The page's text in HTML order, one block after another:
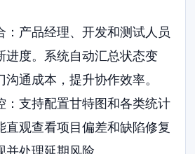
：产品经理、开发和测试人员
进度。系统自动汇总状态变
通成本，提升协作效率。
：支持配置甘特图和各类统计
直观查看项目偏差和缺陷修复
处理延期风险。